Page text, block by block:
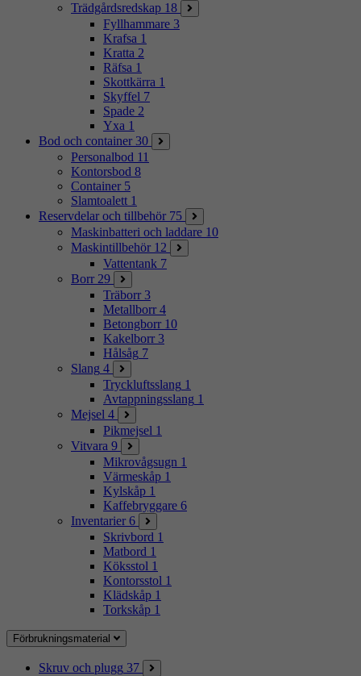
Trädgårdsredskap 18
Fyllhammare 3
Krafsa 1
Kratta 2
Räfsa 1
Skottkärra 1
Skyffel 7
Spade 2
Yxa 1
Bod och container 30
Personalbod 11
Kontorsbod 8
Container 5
Slamtoalett 1
Reservdelar och tillbehör 75
Maskinbatteri och laddare 10
Maskintillbehör 12
Vattentank 7
Borr 29
Träborr 3
Metallborr 4
Betongborr 10
Kakelborr 3
Hålsåg 7
Slang 4
Tryckluftsslang 1
Avtappningsslang 1
Mejsel 4
Pikmejsel 1
Vitvara 9
Mikrovågsugn 1
Värmeskåp 1
Kylskåp 1
Kaffebryggare 6
Inventarier 6
Skrivbord 1
Matbord 1
Köksstol 1
Kontorsstol 1
Klädskåp 1
Torkskåp 1
Förbrukningsmaterial
Skruv och plugg 37